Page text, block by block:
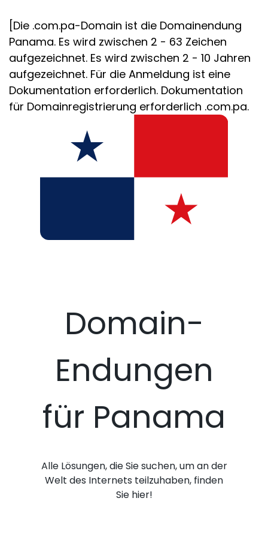
[Die .com.pa-Domain ist die Domainendung
Panama. Es wird zwischen 2 - 63 Zeichen
aufgezeichnet. Es wird zwischen 2 - 10 Jahren
aufgezeichnet. Für die Anmeldung ist eine
Dokumentation erforderlich. Dokumentation
für Domainregistrierung erforderlich .com.pa.
Domain-
Endungen
für Panama
Alle Lösungen, die Sie suchen, um an der
Welt des Internets teilzuhaben, finden
Sie hier!